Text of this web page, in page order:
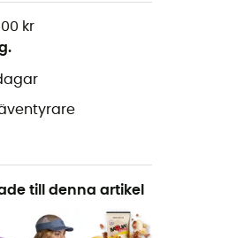
kr
till denna artikel